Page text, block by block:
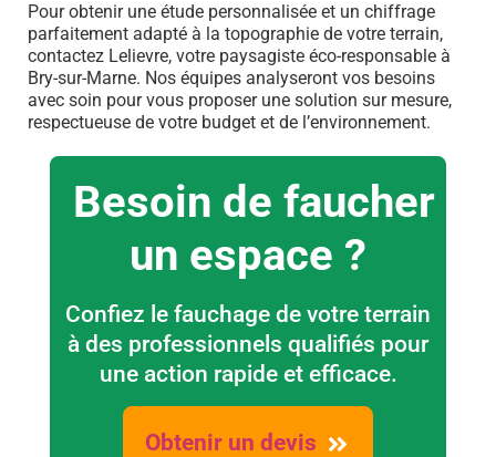
Pour obtenir une étude personnalisée et un chiffrage
parfaitement adapté à la topographie de votre terrain,
contactez Lelievre, votre paysagiste éco-responsable à
Bry-sur-Marne. Nos équipes analyseront vos besoins
avec soin pour vous proposer une solution sur mesure,
respectueuse de votre budget et de l’environnement.
Besoin de faucher
un espace ?
Confiez le fauchage de votre terrain
à des professionnels qualifiés pour
une action rapide et efficace.
Obtenir un devis